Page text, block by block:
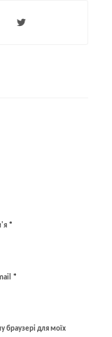
*
*
браузері для моїх